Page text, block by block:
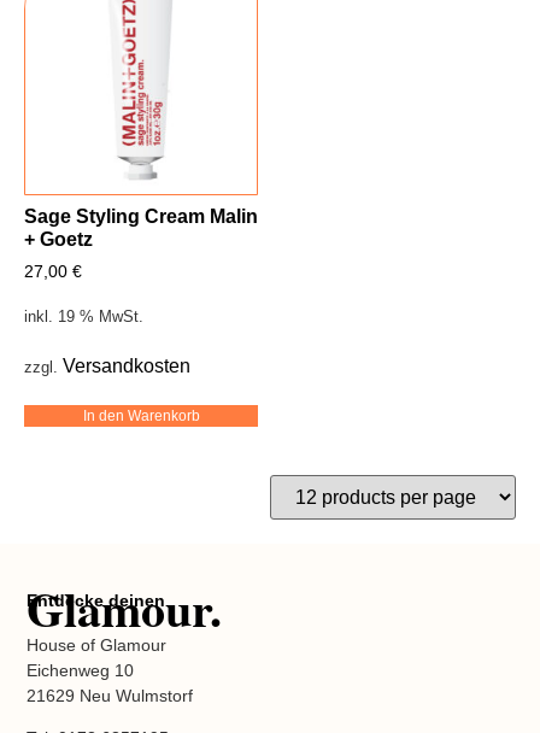
Sage Styling Cream Malin
+ Goetz
27,00 €
inkl. 19 % MwSt.
zzgl. Versandkosten
In den Warenkorb
Entdecke deinen
Glamour.
House of Glamour
Eichenweg 10
21629 Neu Wulmstorf